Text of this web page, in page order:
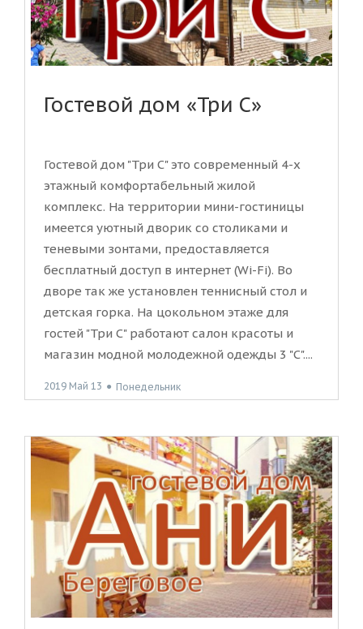
Гостевой дом «Три С»
Гостевой дом "Три С" это современный 4-х
этажный комфортабельный жилой
комплекс. На территории мини-гостиницы
имеется уютный дворик со столиками и
теневыми зонтами, предоставляется
бесплатный доступ в интернет (Wi-Fi). Во
дворе так же установлен теннисный стол и
детская горка. На цокольном этаже для
гостей "Три С" работают салон красоты и
магазин модной молодежной одежды 3 "С"....
2019 Май 13 ● Понедельник